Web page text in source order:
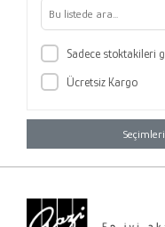
Sadece stoktakileri
Ücretsiz Kargo